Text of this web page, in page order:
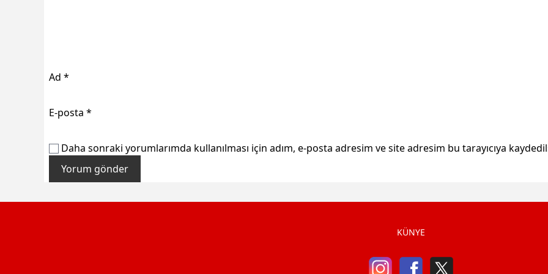
Ad *
E-posta *
Daha sonraki yorumlarımda kullanılması için adım, e-posta adresim ve site adresim bu tarayıcıya
KÜNYE